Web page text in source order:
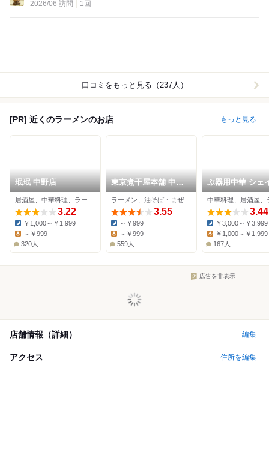
2026/06 訪問
1回
口コミをもっと見る（237人）
[PR] 近くのラーメンのお店 もっと見る
珉珉 中野店
3.22
Dinner:
￥1,000～￥1,999
～￥999
320人
東京煮干屋本舗 中野
本店
ラーメン、油そば・まぜそば、台湾まぜそば
3.55
Dinner:
～￥999
～￥999
559人
ぶ器用中華 シェ
ェイ
3.44
Dinner:
￥3,000～￥3,999
￥1,000～￥1,999
167人
広告を非表示
店舗情報（詳細） 編集
アクセス 住所を編集